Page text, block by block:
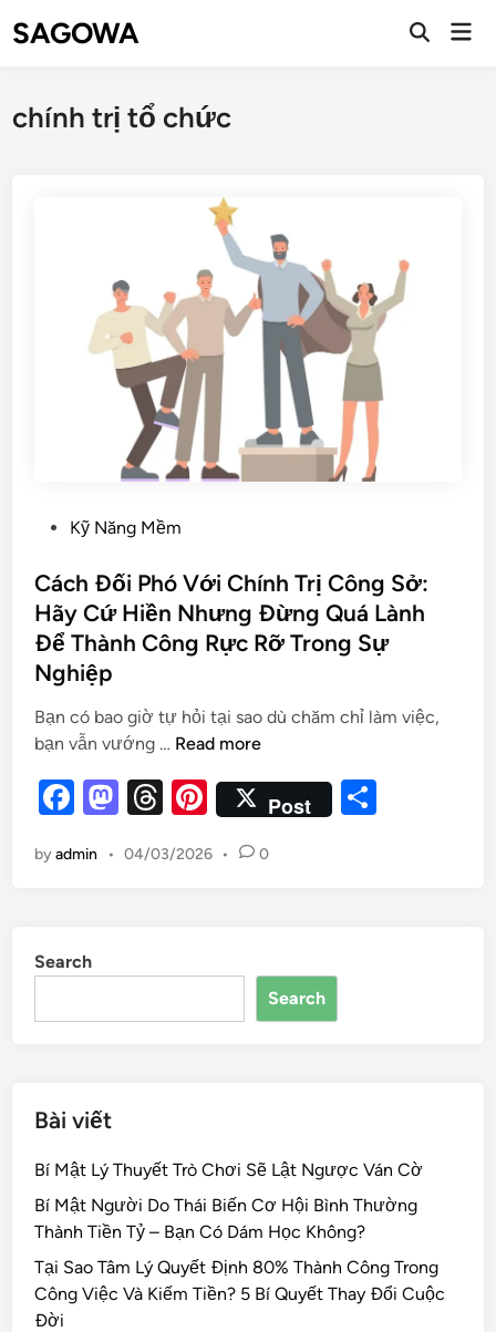
SAGOWA
chính trị tổ chức
Kỹ Năng Mềm
Cách Đối Phó Với Chính Trị Công Sở:
Hãy Cứ Hiền Nhưng Đừng Quá Lành
Để Thành Công Rực Rỡ Trong Sự
Nghiệp
Bạn có bao giờ tự hỏi tại sao dù chăm chỉ làm việc,
bạn vẫn vướng … Read more
F
c
o
o
M
to
n
T
e
s
Pi
er
Post
byadmin • 04/03/2026 • 0
Search
Search
Bài viết
Bí Mật Lý Thuyết Trò Chơi Sẽ Lật Ngược Ván Cờ
Bí Mật Người Do Thái Biến Cơ Hội Bình Thường
Thành Tiền Tỷ – Bạn Có Dám Học Không?
Tại Sao Tâm Lý Quyết Định 80% Thành Công Trong
Công Việc Và Kiếm Tiền? 5 Bí Quyết Thay Đổi Cuộc
Đời